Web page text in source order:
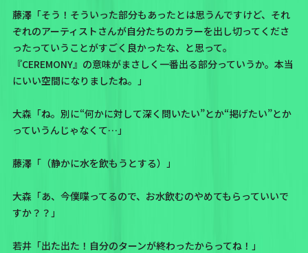
藤澤「そう！そういった部分もあったとは思うんですけど、それ
ぞれのアーティストさんが自分たちのカラーを出し切ってくださ
ったっていうことがすごく良かったな、と思って。
『CEREMONY』の意味がまさしく一番出る部分っていうか。本当
にいい空間になりましたね。」
大森「ね。別に“何かに対して深く問いたい”とか“掲げたい”とか
っていうんじゃなくて…」
藤澤「（静かに水を飲もうとする）」
大森「あ、今僕喋ってるので、お水飲むのやめてもらっていいで
すか？？」
若井「出た出た！自分のターンが終わったからってね！」